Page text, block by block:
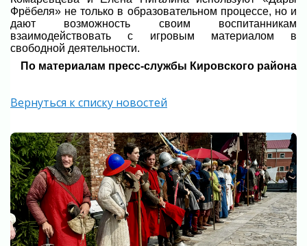
Фрёбеля» не только в образовательном процессе, но и
дают возможность своим воспитанникам
взаимодействовать с игровым материалом в
свободной деятельности.
По материалам пресс-службы Кировского района
Вернуться к списку новостей